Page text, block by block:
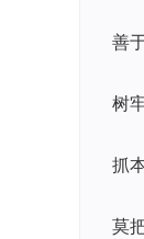
善
树
抓
莫